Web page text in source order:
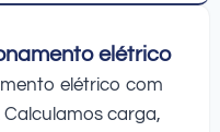
elétrico
elétrico com
carga,